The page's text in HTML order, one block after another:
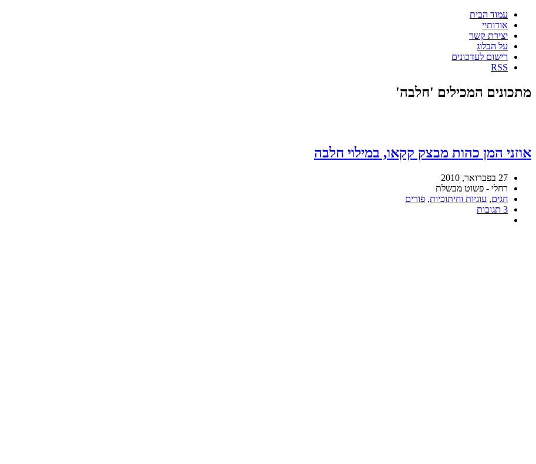
עמוד הבית
אודותיי
יצירת קשר
על הבלוג
רישום לעדכונים
RSS
מתכונים המכילים 'חלבה'
אוזני המן כהות מבצק קקאו, במילוי חלבה
27 בפברואר, 2010
רחלי - פשוט מבשלת
חגים, עוגיות וחיתוכיות, פורים
3 תגובות